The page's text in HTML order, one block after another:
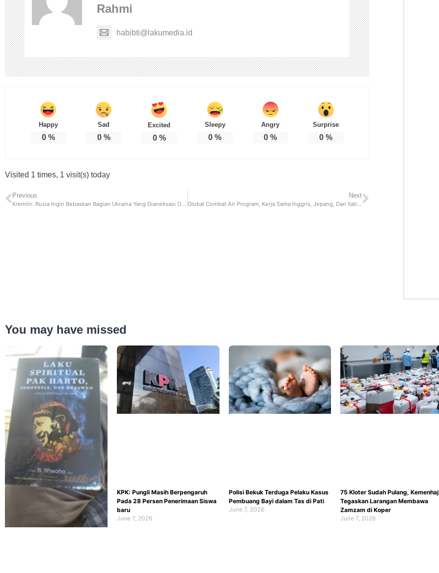
Rahmi
habibti@lakumedia.id
Happy
0%
Sad
0%
Excited
0%
Sleepy
0 %
Angry
0 %
Surprise
0 %
Visited 1 times, 1 visit(s) today
Previous
Kremlin: Rusia Ingin Bebaskan Bagian Ukraina Yang Dianeksasi Oleh Moskow
Next
Global Combat Air Program, Kerja Sama Inggris, Jepang, Dan Italia Untuk Membuat Jet Tempur Generasi Keenam
You may have missed
KPK: Pungli Masih Berpengaruh
Pada 28 Persen Penerimaan Siswa
baru
June 7, 2026
Polisi Bekuk Terduga Pelaku Kasus
Pembuang Bayi dalam Tas di Pati
June 7, 2026
75 Kloter Sudah Pulang, Kemenhaj
Tegaskan Larangan Membawa
Zamzam di Koper
June 7, 2026